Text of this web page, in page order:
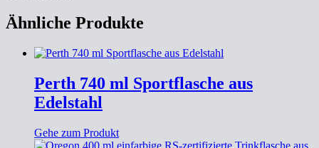
Ähnliche Produkte
Perth 740 ml Sportflasche aus
Edelstahl
Gehe zum Produkt